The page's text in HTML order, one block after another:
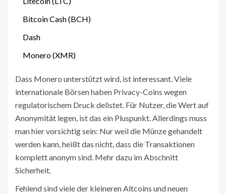
Bitcoin Cash (BCH)
Dash
Monero (XMR)
Dass Monero unterstützt wird, ist interessant. Viele
internationale Börsen haben Privacy-Coins wegen
regulatorischem Druck delistet. Für Nutzer, die Wert auf
Anonymität legen, ist das ein Pluspunkt. Allerdings muss
man hier vorsichtig sein: Nur weil die Münze gehandelt
werden kann, heißt das nicht, dass die Transaktionen
komplett anonym sind. Mehr dazu im Abschnitt
Sicherheit.
Fehlend sind viele der kleineren Altcoins und neuen